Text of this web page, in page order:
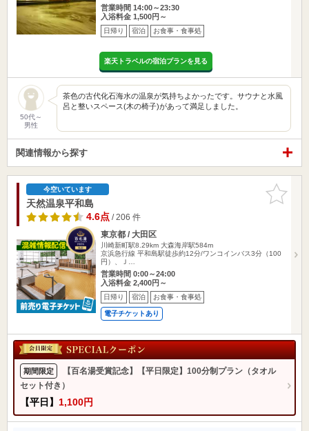
営業時間 14:00～23:30
入浴料金 1,500円～
日帰り 宿泊 お食事・食事処
楽天トラベルの宿泊プランを見る
50代～
男性
茶色の古代化石海水の温泉が気持ちよかったです。サウナと水風
呂と整いスペース(木の椅子)があって満足しました。
関連情報から探す
お気に入
りに追加
今空いています
天然温泉平和島
4.6点/ 206 件
東京都 / 大田区
川崎新町駅8.29km 大森海岸駅584m
京浜急行線 平和島駅徒歩約12分/ワンコインバス3分（100
円）、Ｊ…
営業時間 0:00～24:00
入浴料金 2,400円～
日帰り 宿泊 お食事・食事処
電子チケットあり
期間限定
【百名湯受賞記念】【平日限定】100分制プラン（タオル
セット付き）
【平日】 1,100円